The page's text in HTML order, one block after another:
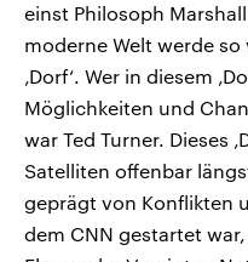
einst Philosoph
moderne Welt werde
‚Dorf‘. Wer in diesem
Möglichkeiten und
war Ted Turner. Dieses
Satelliten offenbar
geprägt von Konflikten
dem CNN gestartet